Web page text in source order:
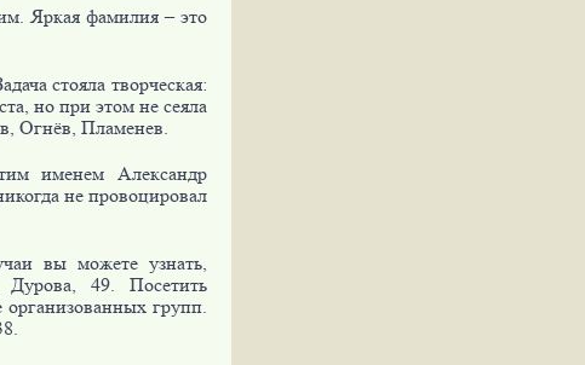
Яркая фамилия – это
стояла творческая:
но при этом не сеяла
Огнёв, Пламенев.
именем Александр
не провоцировал
вы можете узнать,
49. Посетить
групп.